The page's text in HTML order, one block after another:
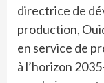
directrice de
production,
en service de
à l’horizon